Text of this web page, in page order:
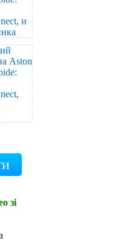
зі